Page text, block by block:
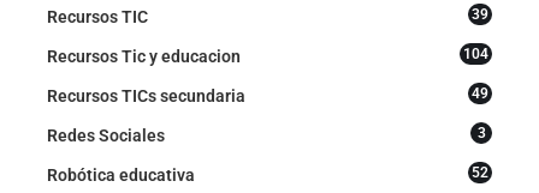
Recursos TIC 39
Recursos Tic y educacion 104
Recursos TICs secundaria 49
Redes Sociales 3
Robótica educativa 52